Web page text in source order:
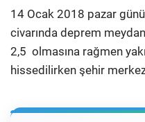
14 Ocak 2018 pazar
civarında deprem
2,5 olmasına rağmen
hissedilirken şehir